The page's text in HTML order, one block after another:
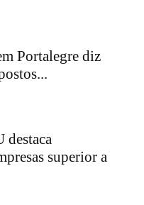
Portalegre diz
destaca
superior a